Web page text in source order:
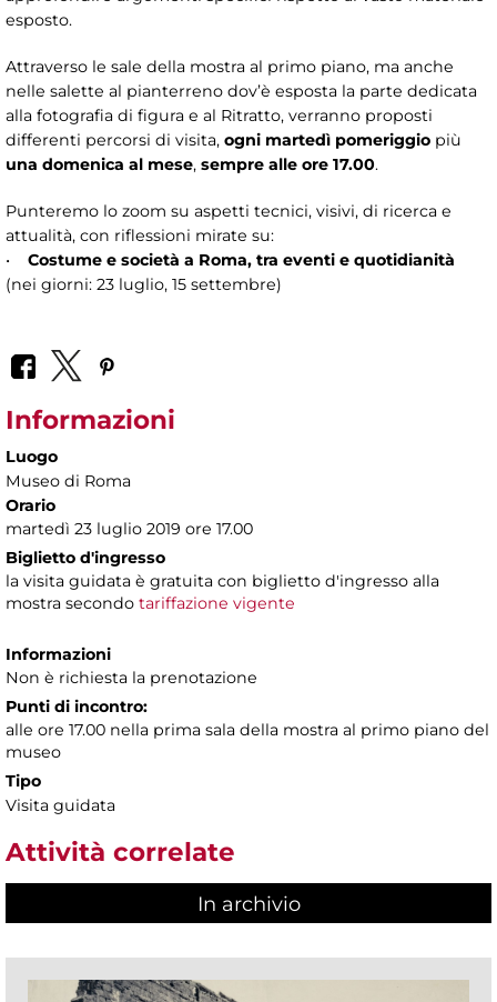
esposto.
Attraverso le sale della mostra al primo piano, ma anche
nelle salette al pianterreno dov’è esposta la parte dedicata
alla fotografia di figura e al Ritratto, verranno proposti
differenti percorsi di visita, ogni martedì pomeriggio più
una domenica al mese, sempre alle ore 17.00.
Punteremo lo zoom su aspetti tecnici, visivi, di ricerca e
attualità, con riflessioni mirate su:
• Costume e società a Roma, tra eventi e quotidianità
(nei giorni: 23 luglio, 15 settembre)
Informazioni
Luogo
Museo di Roma
Orario
martedì 23 luglio 2019 ore 17.00
Biglietto d'ingresso
la visita guidata è gratuita con biglietto d'ingresso alla
mostra secondo tariffazione vigente
Informazioni
Non è richiesta la prenotazione
Punti di incontro:
alle ore 17.00 nella prima sala della mostra al primo piano del
museo
Tipo
Visita guidata
Attività correlate
In archivio